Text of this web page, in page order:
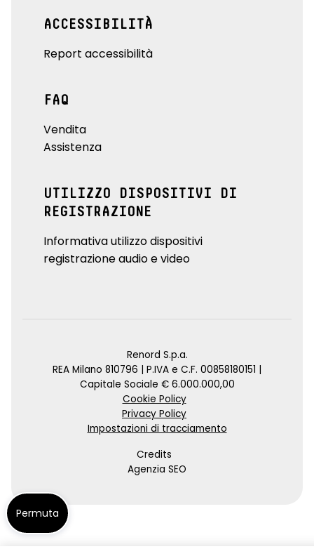
ACCESSIBILITÀ
Report accessibilità
FAQ
Vendita
Assistenza
UTILIZZO DISPOSITIVI DI
REGISTRAZIONE
Informativa utilizzo dispositivi
registrazione audio e video
Renord S.p.a.
REA Milano 810796 | P.IVA e C.F. 00858180151 |
Capitale Sociale € 6.000.000,00
Cookie Policy
Privacy Policy
Impostazioni di tracciamento
Credits
Agenzia SEO
Permuta